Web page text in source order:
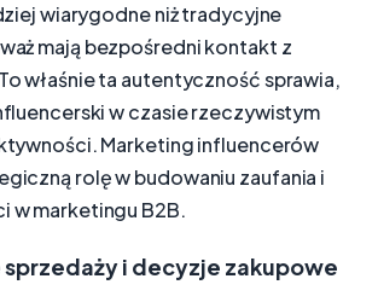
wiarygodne niż tradycyjne
mają bezpośredni kontakt z
właśnie ta autentyczność sprawia,
w czasie rzeczywistym
Marketing influencerów
rolę w budowaniu zaufania i
w marketingu B2B.
sprzedaży i decyzje zakupowe